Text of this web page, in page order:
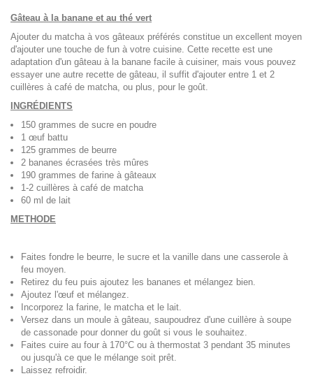
Gâteau à la banane et au thé vert
Ajouter du matcha à vos gâteaux préférés constitue un excellent moyen
d'ajouter une touche de fun à votre cuisine. Cette recette est une
adaptation d'un gâteau à la banane facile à cuisiner, mais vous pouvez
essayer une autre recette de gâteau, il suffit d'ajouter entre 1 et 2
cuillères à café de matcha, ou plus, pour le goût.
INGRÉDIENTS
150 grammes de sucre en poudre
1 œuf battu
125 grammes de beurre
2 bananes écrasées très mûres
190 grammes de farine à gâteaux
1-2 cuillères à café de matcha
60 ml de lait
METHODE
Faites fondre le beurre, le sucre et la vanille dans une casserole à
feu moyen.
Retirez du feu puis ajoutez les bananes et mélangez bien.
Ajoutez l'œuf et mélangez.
Incorporez la farine, le matcha et le lait.
Versez dans un moule à gâteau, saupoudrez d'une cuillère à soupe
de cassonade pour donner du goût si vous le souhaitez.
Faites cuire au four à 170°C ou à thermostat 3 pendant 35 minutes
ou jusqu'à ce que le mélange soit prêt.
Laissez refroidir.